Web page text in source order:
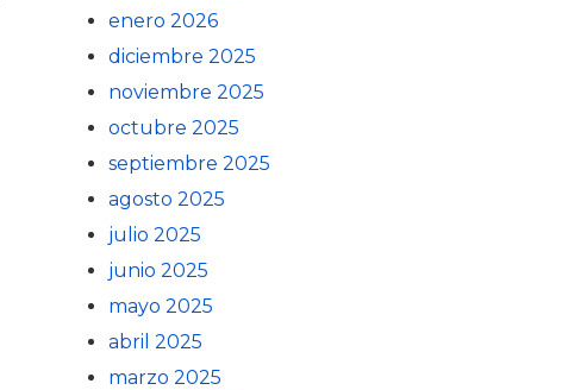
enero 2026
diciembre 2025
noviembre 2025
octubre 2025
septiembre 2025
agosto 2025
julio 2025
junio 2025
mayo 2025
abril 2025
marzo 2025